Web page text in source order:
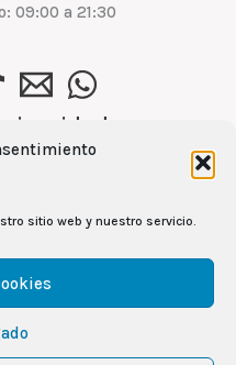
sitio web y nuestro servicio.
09:00 a 21:30
(UE)
→